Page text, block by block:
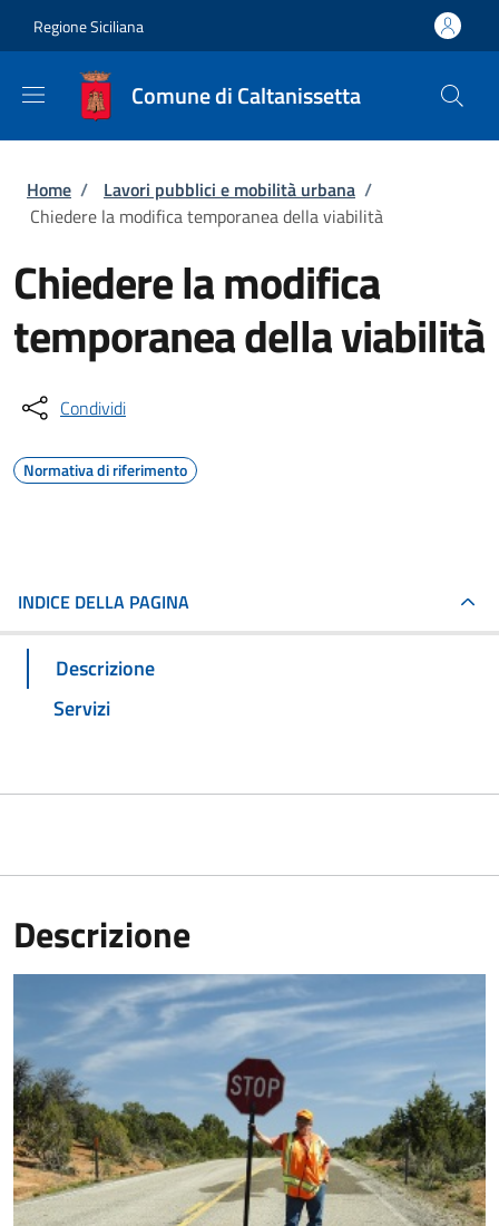
Regione Siciliana
Comune di Caltanissetta
Briciole di pane
Home / Lavori pubblici e mobilità urbana /
Chiedere la modifica temporanea della viabilità
Chiedere la modifica
temporanea della viabilità
Condividi
Normativa di riferimento
INDICE DELLA PAGINA
Descrizione
Servizi
Descrizione